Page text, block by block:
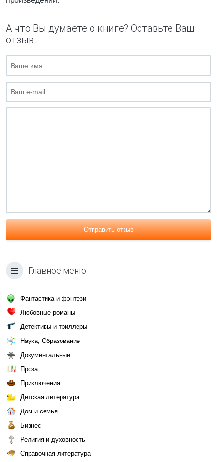
А что Вы думаете о книге? Оставьте Ваш
отзыв.
Отправить отзыв
Главное меню
Фантастика и фэнтези
Любовные романы
Детективы и триллеры
Наука, Образование
Документальные
Проза
Приключения
Детская литература
Дом и семья
Бизнес
Религия и духовность
Справочная литература